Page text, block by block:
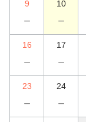
9
－
10
－
16
－
17
－
23
－
24
－